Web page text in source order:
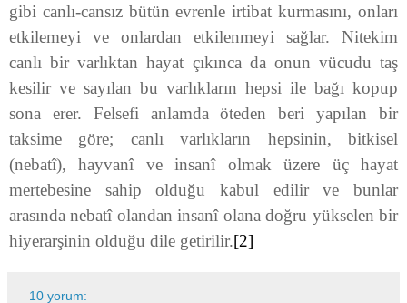
gibi canlı-cansız bütün evrenle irtibat kurmasını, onları
etkilemeyi ve onlardan etkilenmeyi sağlar. Nitekim
canlı bir varlıktan hayat çıkınca da onun vücudu taş
kesilir ve sayılan bu varlıkların hepsi ile bağı kopup
sona erer. Felsefi anlamda öteden beri yapılan bir
taksime göre; canlı varlıkların hepsinin, bitkisel
(nebatî), hayvanî ve insanî olmak üzere üç hayat
mertebesine sahip olduğu kabul edilir ve bunlar
arasında nebatî olandan insanî olana doğru yükselen bir
hiyerarşinin olduğu dile getirilir.[2]
10 yorum: